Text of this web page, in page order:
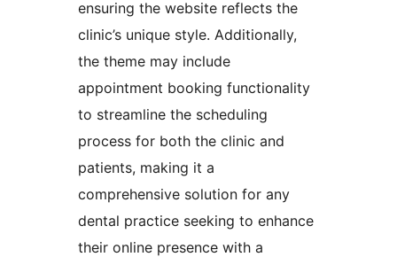
ensuring the website reflects the
clinic’s unique style. Additionally,
the theme may include
appointment booking functionality
to streamline the scheduling
process for both the clinic and
patients, making it a
comprehensive solution for any
dental practice seeking to enhance
their online presence with a